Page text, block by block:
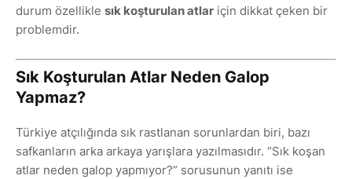
durum özellikle sık koşturulan atlar için dikkat çeken bir
problemdir.
Sık Koşturulan Atlar Neden Galop
Yapmaz?
Türkiye atçılığında sık rastlanan sorunlardan biri, bazı
safkanların arka arkaya yarışlara yazılmasıdır. “Sık koşan
atlar neden galop yapmıyor?” sorusunun yanıtı ise